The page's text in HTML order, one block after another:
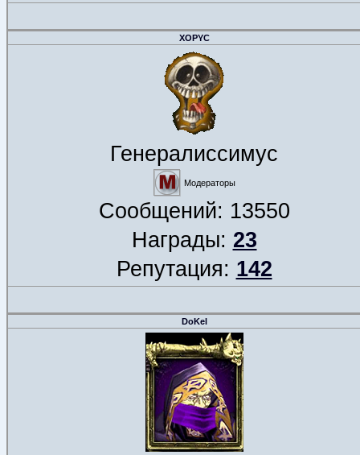
XOPYC
Генералиссимус
Модераторы
Сообщений: 13550
Награды: 23
Репутация: 142
DoKel